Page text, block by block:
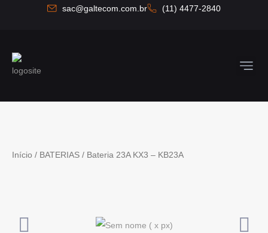
conteúdo
sac@galtecom.com.br (11) 4477-2840
Início / BATERIAS / Bateria 23A KX3 – KB23A